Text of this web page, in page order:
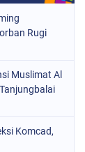
Rugi
Muslimat Al
Komcad,